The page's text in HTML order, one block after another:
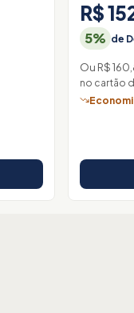
R$
5% de
Ou R$
no cartão